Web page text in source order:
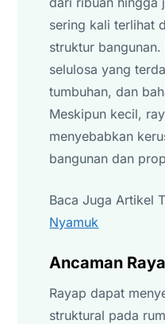
sering kali terlihat
struktur
selulosa yang
tumbuhan, dan
Meskipun kecil,
menyebabkan
bangunan dan
Baca Juga Artikel
Nyamuk
Ancaman
Rayap dapat
struktural pada